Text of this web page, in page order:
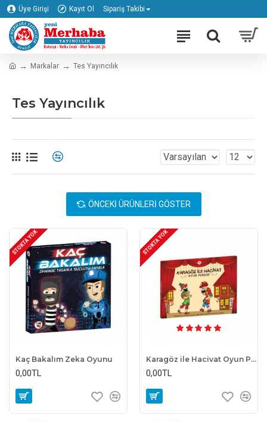
Üye Girişi Kayıt Ol Sipariş Takibi
Markalar Tes Yayıncılık
Tes Yayıncılık
ÖNCEKI ÜRÜNLERI GÖSTER
STOKTA YOK
Kaç Bakalım Zeka Oyunu
0,00TL
STOKTA YOK
Karagöz ile Hacivat Oyun Perdesi
0,00TL